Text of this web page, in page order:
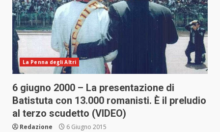
La Penna degli Altri
6 giugno 2000 – La presentazione di
Batistuta con 13.000 romanisti. È il preludio
al terzo scudetto (VIDEO)
Redazione 6 Giugno 2015